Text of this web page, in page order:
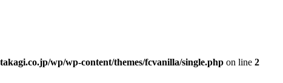
wp/wp-content/themes/fcvanilla/single.php on line 2